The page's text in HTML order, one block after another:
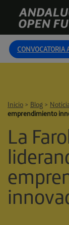
content
Andalucía
Open
Future
CONVOCATORIA
Inicio > Blog >
emprendimiento
La